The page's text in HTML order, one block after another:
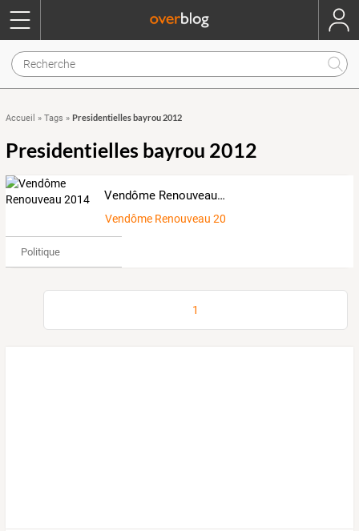
Accueil » Tags » Presidentielles bayrou 2012
Presidentielles bayrou 2012
Vendôme Renouveau 2014
Vendôme Renouveau 2014
Politique
1